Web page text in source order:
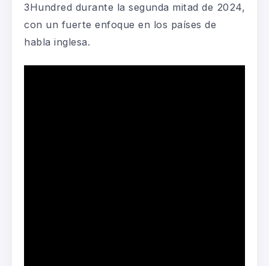
3Hundred durante la segunda mitad de 2024,
con un fuerte enfoque en los países de
habla inglesa.